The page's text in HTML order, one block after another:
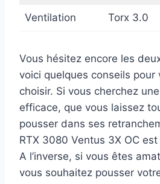
Ventilation Torx 3.0
Vous hésitez encore les
voici quelques conseils pour
choisir. Si vous cherchez
efficace, que vous laissez
pousser dans ses
RTX 3080 Ventus 3X OC
A l’inverse, si vous êtes
vous souhaitez pousser